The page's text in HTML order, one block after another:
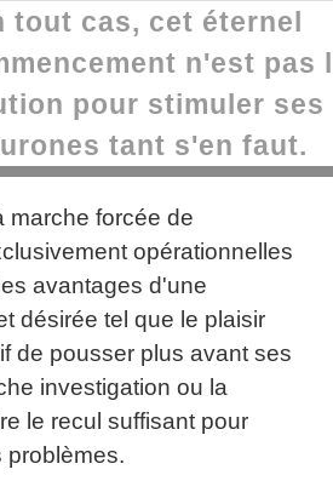
tout cas, cet éternel
n'est pas
pour stimuler ses
tant s'en faut.
marche forcée de
opérationnelles
avantages d'une
désirée tel que le plaisir
de pousser plus avant ses
investigation ou la
le recul suffisant pour
problèmes.